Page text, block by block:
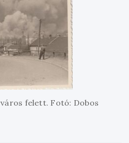
felett. Fotó: Dobos